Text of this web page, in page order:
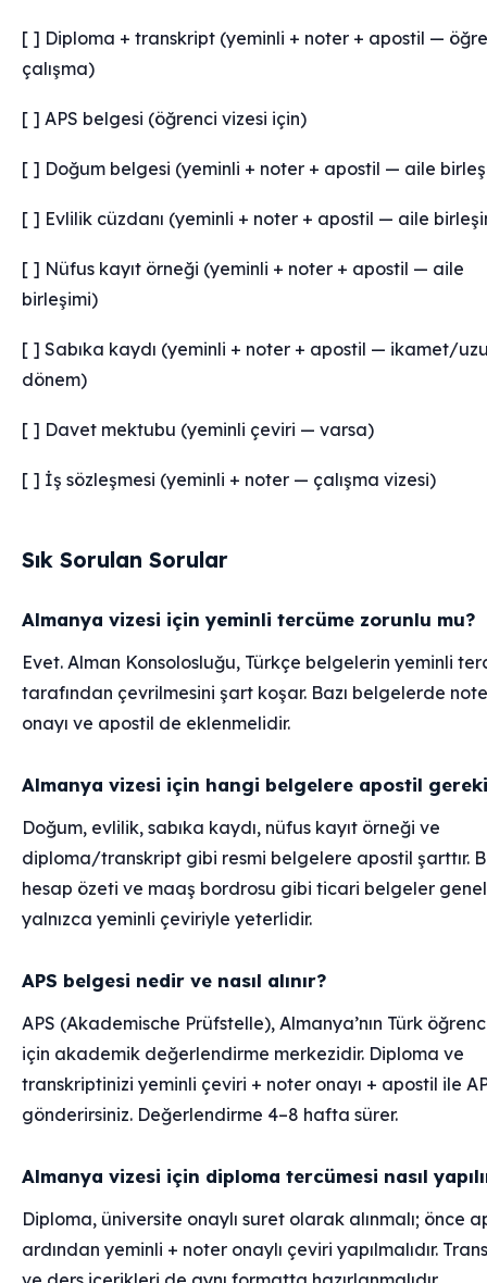
[ ] Diploma + transkript (yeminli + noter + apostil —
çalışma)
[ ] APS belgesi (öğrenci vizesi için)
[ ] Doğum belgesi (yeminli + noter + apostil — aile
[ ] Evlilik cüzdanı (yeminli + noter + apostil — aile
[ ] Nüfus kayıt örneği (yeminli + noter + apostil — aile
birleşimi)
[ ] Sabıka kaydı (yeminli + noter + apostil — ikamet/
dönem)
[ ] Davet mektubu (yeminli çeviri — varsa)
[ ] İş sözleşmesi (yeminli + noter — çalışma vizesi)
Sık Sorulan Sorular
Almanya vizesi için yeminli tercüme zorunlu mu?
Evet. Alman Konsolosluğu, Türkçe belgelerin yeminli
tarafından çevrilmesini şart koşar. Bazı belgelerde
onayı ve apostil de eklenmelidir.
Almanya vizesi için hangi belgelere apostil
Doğum, evlilik, sabıka kaydı, nüfus kayıt örneği ve
diploma/transkript gibi resmi belgelere apostil şarttır.
hesap özeti ve maaş bordrosu gibi ticari belgeler
yalnızca yeminli çeviriyle yeterlidir.
APS belgesi nedir ve nasıl alınır?
APS (Akademische Prüfstelle), Almanya’nın Türk
için akademik değerlendirme merkezidir. Diploma ve
transkriptinizi yeminli çeviri + noter onayı + apostil ile
gönderirsiniz. Değerlendirme 4–8 hafta sürer.
Almanya vizesi için diploma tercümesi nasıl
Diploma, üniversite onaylı suret olarak alınmalı; önce
ardından yeminli + noter onaylı çeviri yapılmalıdır.